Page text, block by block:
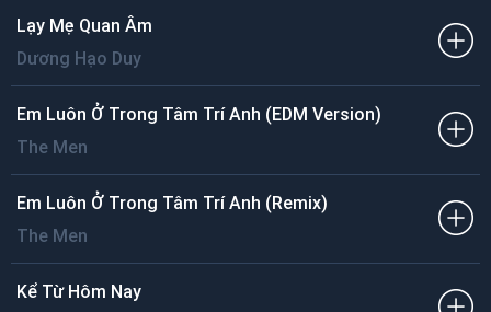
Lạy Mẹ Quan Âm
Dương Hạo Duy
Em Luôn Ở Trong Tâm Trí Anh (EDM Version)
The Men
Em Luôn Ở Trong Tâm Trí Anh (Remix)
The Men
Kể Từ Hôm Nay